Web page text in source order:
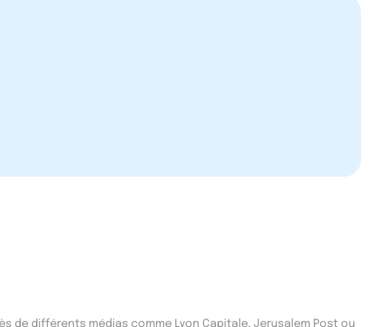
de différents médias comme Lyon Capitale, Jerusalem Post ou